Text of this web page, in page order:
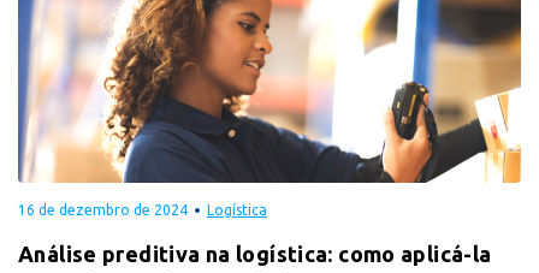
16 de dezembro de 2024 Logística
Análise preditiva na logística: como aplicá-la